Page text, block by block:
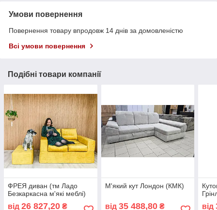
Умови повернення
Повернення товару впродовж 14 днів за домовленістю
Всі умови повернення
Подібні товари компанії
ФРЕЯ диван (тм Ладо
Безкаркасна м'які меблі)
від 26 827,20 ₴
М'який кут Лондон (КМК)
від 35 488,80₴ від